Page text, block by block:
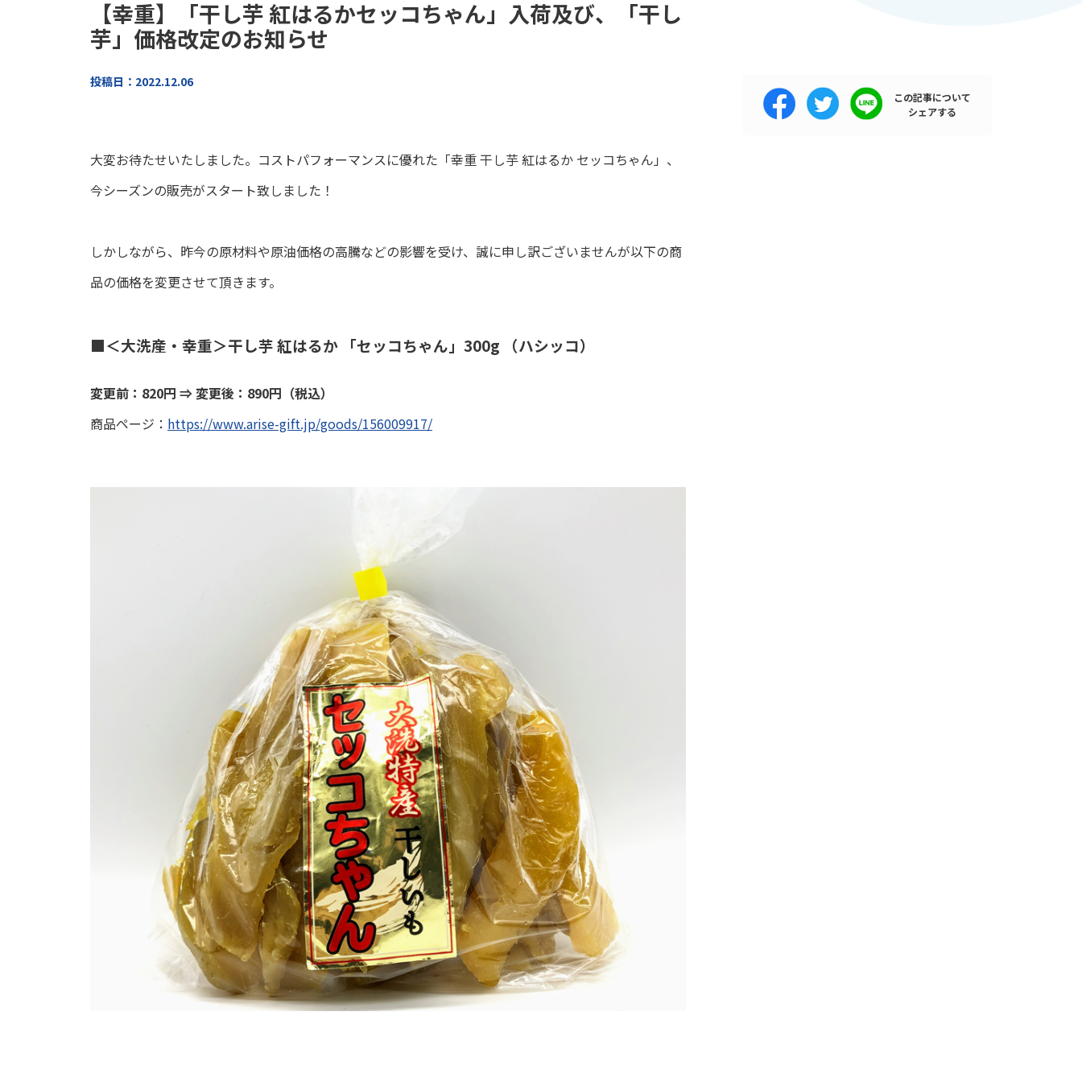
【幸重】「干し芋 紅はるかセッコちゃん」入荷及び、「干し
芋」価格改定のお知らせ
投稿日：2022.12.06
大変お待たせいたしました。コストパフォーマンスに優れた「幸重 干し芋 紅はるか セッコちゃん」、
今シーズンの販売がスタート致しました！
しかしながら、昨今の原材料や原油価格の高騰などの影響を受け、誠に申し訳ございませんが以下の商
品の価格を変更させて頂きます。
■＜大洗産・幸重＞干し芋 紅はるか 「セッコちゃん」300g （ハシッコ）
変更前：820円 ⇒ 変更後：890円（税込）
商品ページ： https://www.arise-gift.jp/goods/156009917/
この記事について
シェアする